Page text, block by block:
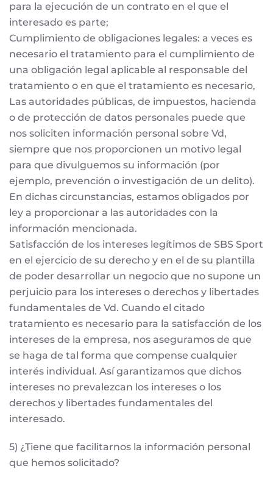
para la ejecución de un contrato en el que el
interesado es parte;
Cumplimiento de obligaciones legales: a veces es
necesario el tratamiento para el cumplimiento de
una obligación legal aplicable al responsable del
tratamiento o en que el tratamiento es necesario,
Las autoridades públicas, de impuestos, hacienda
o de protección de datos personales puede que
nos soliciten información personal sobre Vd,
siempre que nos proporcionen un motivo legal
para que divulguemos su información (por
ejemplo, prevención o investigación de un delito).
En dichas circunstancias, estamos obligados por
ley a proporcionar a las autoridades con la
información mencionada.
Satisfacción de los intereses legítimos de SBS Sport
en el ejercicio de su derecho y en el de su plantilla
de poder desarrollar un negocio que no supone un
perjuicio para los intereses o derechos y libertades
fundamentales de Vd. Cuando el citado
tratamiento es necesario para la satisfacción de los
intereses de la empresa, nos aseguramos de que
se haga de tal forma que compense cualquier
interés individual. Así garantizamos que dichos
intereses no prevalezcan los intereses o los
derechos y libertades fundamentales del
interesado.
5) ¿Tiene que facilitarnos la información personal
que hemos solicitado?